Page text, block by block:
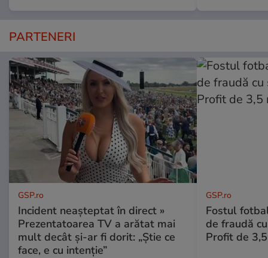
PARTENERI
GSP.ro
Incident neașteptat în direct »
Prezentatoarea TV a arătat mai
mult decât și-ar fi dorit: „Știe ce
face, e cu intenție”
GSP.ro
Fostul
de fraudă
Profit de